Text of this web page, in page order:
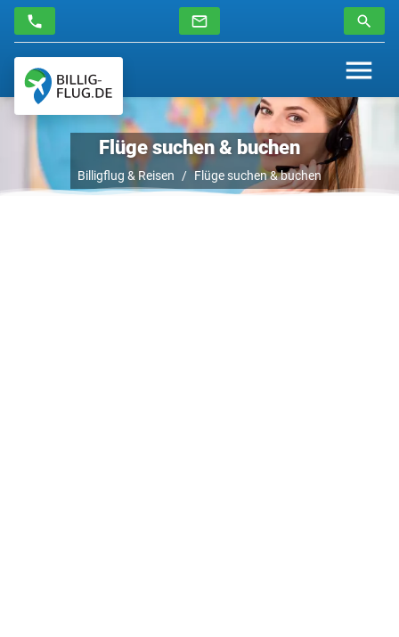
Flüge suchen & buchen
Billigflug & Reisen Flüge suchen & buchen